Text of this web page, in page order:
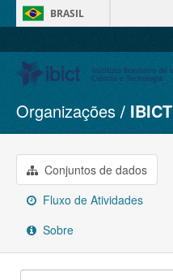
BRASIL
Conjuntos de dados
Organizações
Grupos
Sobre
Organizações IBICT
Conjuntos de dados
Fluxo de Atividades
Sobre